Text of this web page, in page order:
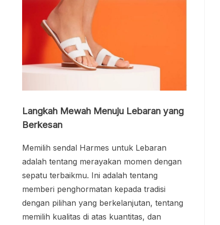
Langkah Mewah Menuju Lebaran yang
Berkesan
Memilih sendal Harmes untuk Lebaran
adalah tentang merayakan momen dengan
sepatu terbaikmu. Ini adalah tentang
memberi penghormatan kepada tradisi
dengan pilihan yang berkelanjutan, tentang
memilih kualitas di atas kuantitas, dan